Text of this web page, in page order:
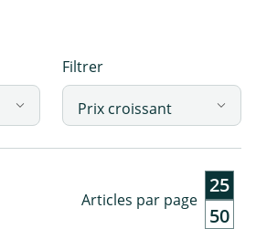
Filtrer
Articles par page
25
50